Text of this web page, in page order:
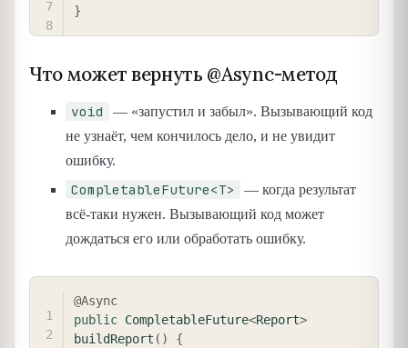
}
Что может вернуть @Async-метод
void
— «запустил и забыл». Вызывающий код
не узнаёт, чем кончилось дело, и не увидит
ошибку.
CompletableFuture<T>
— когда результат
всё-таки нужен. Вызывающий код может
дождаться его или обработать ошибку.
@Async
public CompletableFuture<Report>
buildReport ( )
{